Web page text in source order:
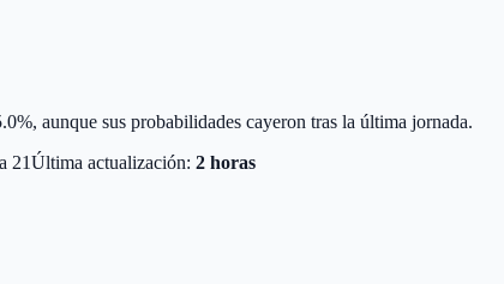
aunque sus probabilidades cayeron tras la última jornada.
21Última actualización: 2 horas